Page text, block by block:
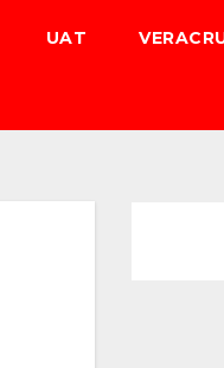
UAT